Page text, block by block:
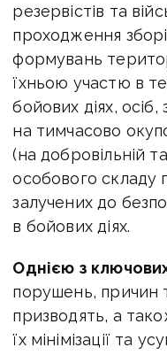
резервістів та
проходження
формувань
їхньою участю в
бойових діях,
на тимчасово
(на добровільній
особового складу
залучених до
в бойових діях.
Однією з
порушень, причин
призводять, а
їх мінімізації та